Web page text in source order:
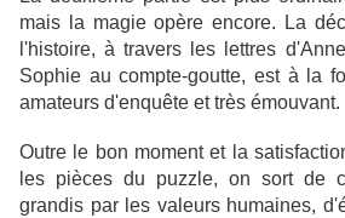
mais la magie opère encore. La
l'histoire, à travers les lettres
Sophie au compte-goutte, est à la
amateurs d'enquête et très émouvant.
Outre le bon moment et la
les pièces du puzzle, on sort de
grandis par les valeurs humaines,